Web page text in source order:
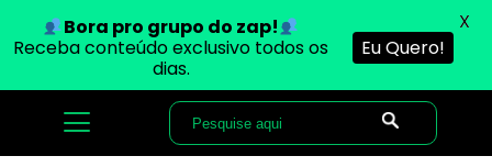
Bora pro grupo do zap!
Receba conteúdo exclusivo todos os
dias.
Eu Quero!
X